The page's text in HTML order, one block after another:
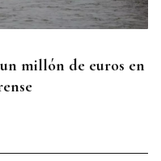
millón de euros en